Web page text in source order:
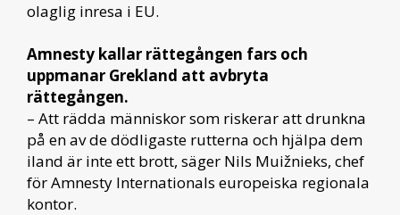
olaglig inresa i EU.
Amnesty kallar rättegången fars och
uppmanar Grekland att avbryta
rättegången.
– Att rädda människor som riskerar att drunkna
på en av de dödligaste rutterna och hjälpa dem
iland är inte ett brott, säger Nils Muižnieks, chef
för Amnesty Internationals europeiska regionala
kontor.